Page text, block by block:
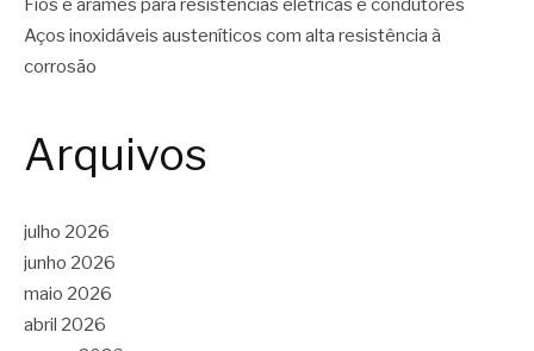
Fios e arames para resistências elétricas e condutores
Aços inoxidáveis austeníticos com alta resistência à
corrosão
Arquivos
julho 2026
junho 2026
maio 2026
abril 2026